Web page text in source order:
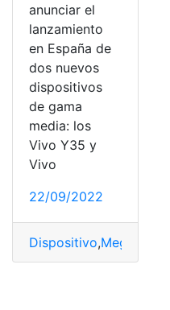
anunciar el
lanzamiento
en España de
dos nuevos
dispositivos
de gama
media: los
Vivo Y35 y
Vivo
22/09/2022
Dispositivo,Megapíxeles